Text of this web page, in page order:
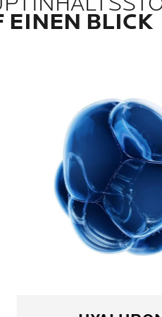
EINEN BLICK